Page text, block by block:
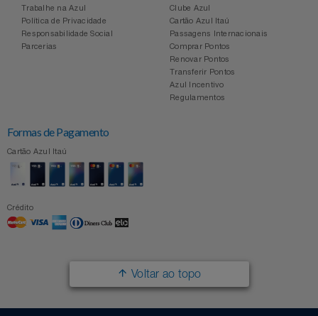
Trabalhe na Azul
Política de Privacidade
Responsabilidade Social
Parcerias
Clube Azul
Cartão Azul Itaú
Passagens Internacionais
Comprar Pontos
Renovar Pontos
Transferir Pontos
Azul Incentivo
Regulamentos
Formas de Pagamento
Cartão Azul Itaú
Crédito
Voltar ao topo